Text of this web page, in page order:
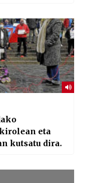
eta
kutsatu dira.